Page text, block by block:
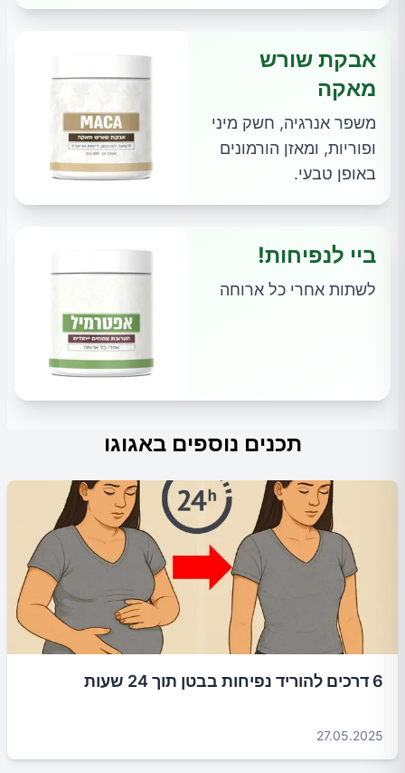
אבקת שורש
מאקה
משפר אנרגיה, חשק מיני
ופוריות, ומאזן הורמונים
באופן טבעי.
ביי לנפיחות!
לשתות אחרי כל ארוחה
תכנים נוספים באגוגו
6 דרכים להוריד נפיחות בבטן תוך 24 שעות
27.05.2025